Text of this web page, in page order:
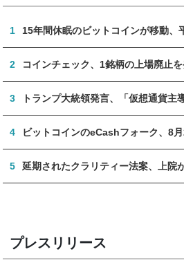
1 15年間休眠のビットコインが移動、
2 コインチェック、1銘柄の上場廃止
3 トランプ大統領発言、「仮想通貨主
4 ビットコインのeCashフォーク、8
5 延期されたクラリティー法案、上院
プレスリリース